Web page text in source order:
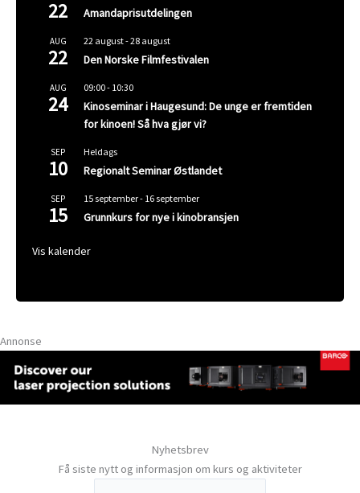
22 Amandaprisutdelingen
AUG
22
22 august-28 august
Den Norske Filmfestivalen
AUG
24
09:00- 10:30
Kinoseminar i Haugesund: De unge er fremtiden
for kinoen! Så hva gjør vi?
SEP
10
Heldags
Regionalt Seminar Østlandet
SEP
15
15 september- 16 september
Grunnkurs for nye i kinobransjen
Vis kalender
Annonse
Nyhetsbrev
Få siste nytt og informasjon om kurs og aktiviteter